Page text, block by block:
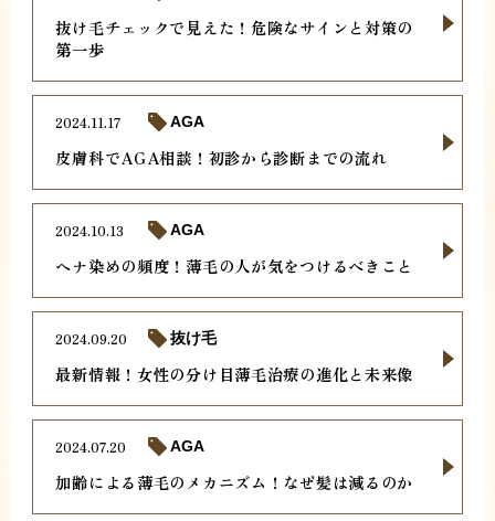
抜け毛チェックで見えた！危険なサインと対策の
第一歩
皮膚科でAGA相談！初診から診断までの流れ
2024.11.17 AGA
ヘナ染めの頻度！薄毛の人が気をつけるべきこと
2024.10.13 AGA
最新情報！女性の分け目薄毛治療の進化と未来像
2024.09.20 抜け毛
加齢による薄毛のメカニズム！なぜ髪は減るのか
2024.07.20 AGA